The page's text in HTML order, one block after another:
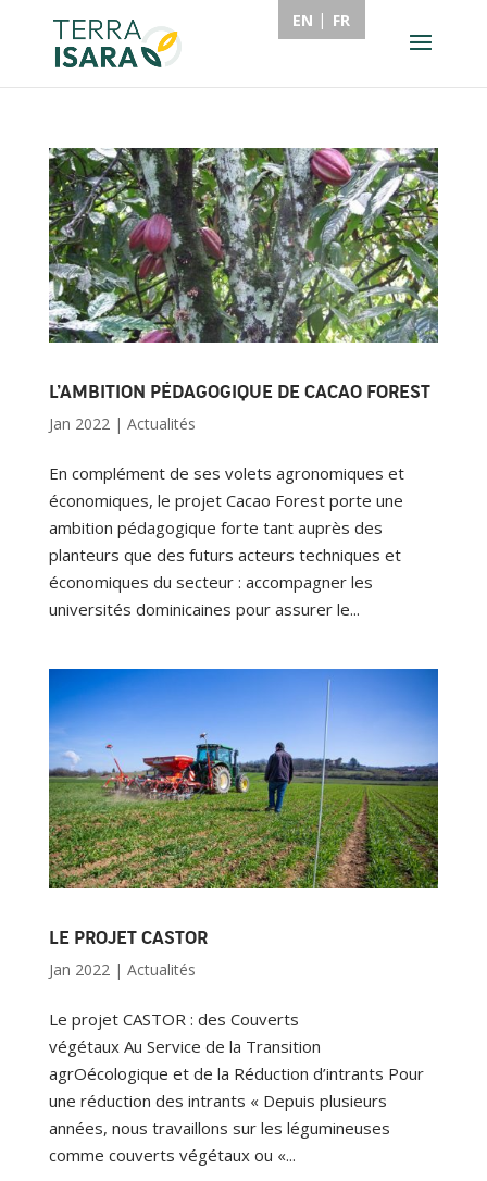
L’AMBITION PÉDAGOGIQUE DE CACAO FOREST
Jan 2022| Actualités
En complément de ses volets agronomiques et
économiques, le projet Cacao Forest porte une
ambition pédagogique forte tant auprès des
planteurs que des futurs acteurs techniques et
économiques du secteur : accompagner les
universités dominicaines pour assurer le...
LE PROJET CASTOR
Jan 2022 | Actualités
Le projet CASTOR : des Couverts
végétaux Au Service de la Transition
agrOécologique et de la Réduction d’intrants Pour
une réduction des intrants « Depuis plusieurs
années, nous travaillons sur les légumineuses
comme couverts végétaux ou «...
EN FR